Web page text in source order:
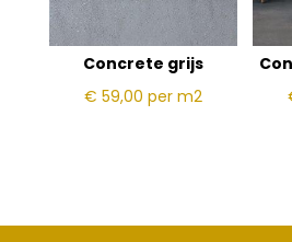
Concrete grijs
€ 59,00 per m2